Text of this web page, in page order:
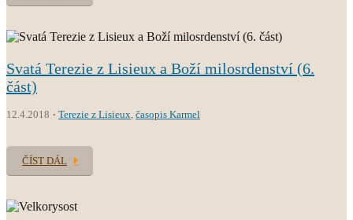
Svatá Terezie z Lisieux a Boží milosrdenství (6.
část)
12.4.2018 Terezie z Lisieux časopis Karmel
ČÍST DÁL